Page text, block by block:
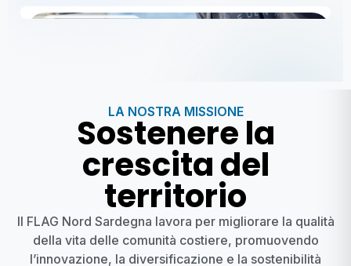
LA NOSTRA MISSIONE
Sostenere la
crescita del
territorio
Il FLAG Nord Sardegna lavora per migliorare la qualità
della vita delle comunità costiere, promuovendo
l’innovazione, la diversificazione e la sostenibilità